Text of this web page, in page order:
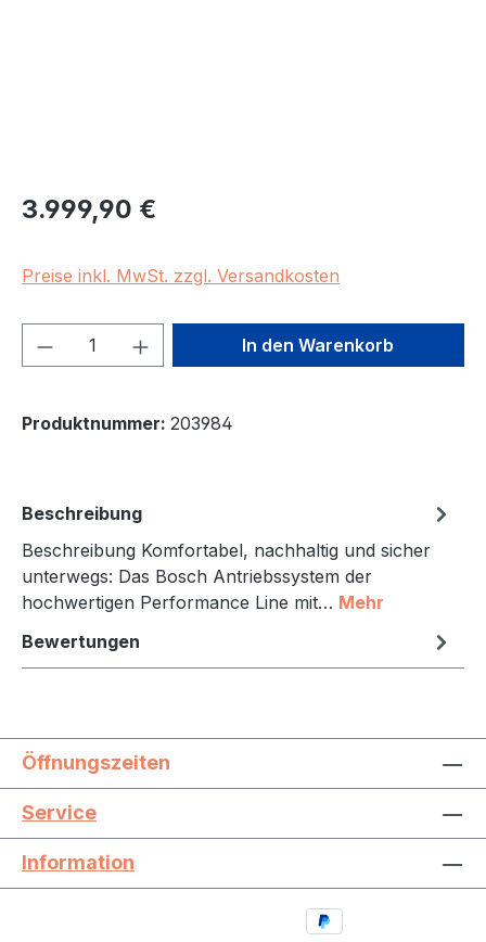
Regulärer Preis:
3.999,90 €
Preise inkl. MwSt. zzgl. Versandkosten
Produkt Anzahl: Gib denIn den Warenkorb
Produktnummer: 203984
Beschreibung
Beschreibung Komfortabel, nachhaltig und sicher
unterwegs: Das Bosch Antriebssystem der
hochwertigen Performance Line mit… Mehr
Bewertungen
Öffnungszeiten
Service
Information